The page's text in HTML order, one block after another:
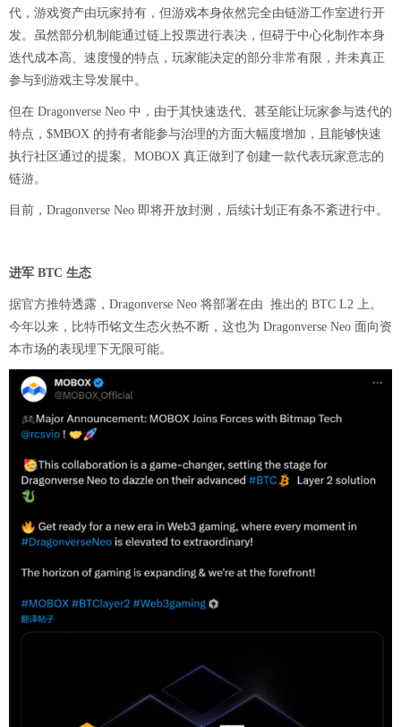
代，游戏资产由玩家持有，但游戏本身依然完全由链游工作室进行开
发。虽然部分机制能通过链上投票进行表决，但碍于中心化制作本身
迭代成本高、速度慢的特点，玩家能决定的部分非常有限，并未真正
参与到游戏主导发展中。
但在 Dragonverse Neo 中，由于其快速迭代、甚至能让玩家参与迭代的
特点，$MBOX 的持有者能参与治理的方面大幅度增加，且能够快速
执行社区通过的提案。MOBOX 真正做到了创建一款代表玩家意志的
链游。
目前，Dragonverse Neo 即将开放封测，后续计划正有条不紊进行中。
进军 BTC 生态
据官方推特透露，Dragonverse Neo 将部署在由 推出的 BTC L2 上。
今年以来，比特币铭文生态火热不断，这也为 Dragonverse Neo 面向资
本市场的表现埋下无限可能。